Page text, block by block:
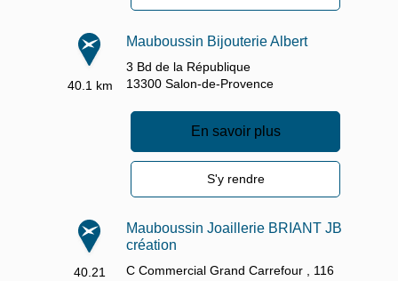
40.1 km
Mauboussin Bijouterie Albert
3 Bd de la République
13300Salon-de-Provence
En savoir plus
S'y rendre
40.21
Mauboussin Joaillerie BRIANT JB
création
C Commercial Grand Carrefour , 116